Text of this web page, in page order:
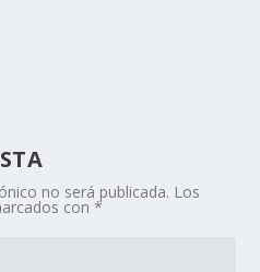
no será publicada. Los
con*